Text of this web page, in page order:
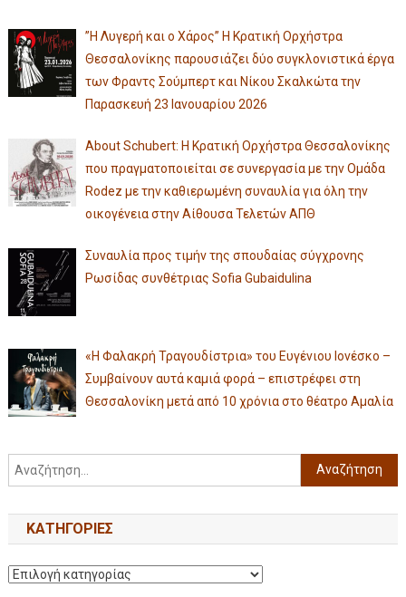
”Η Λυγερή και ο Χάρος” Η Κρατική Ορχήστρα
Θεσσαλονίκης παρουσιάζει δύο συγκλονιστικά έργα
των Φραντς Σούμπερτ και Νίκου Σκαλκώτα την
Παρασκευή 23 Ιανουαρίου 2026
About Schubert: Η Κρατική Ορχήστρα Θεσσαλονίκης
που πραγματοποιείται σε συνεργασία με την Ομάδα
Rodez με την καθιερωμένη συναυλία για όλη την
οικογένεια στην Αίθουσα Τελετών ΑΠΘ
Συναυλία προς τιμήν της σπουδαίας σύγχρονης
Ρωσίδας συνθέτριας Sofia Gubaidulina
«Η Φαλακρή Τραγουδίστρια» του Ευγένιου Ιονέσκο –
Συμβαίνουν αυτά καμιά φορά – επιστρέφει στη
Θεσσαλονίκη μετά από 10 χρόνια στο θέατρο Αμαλία
KΑΤΗΓΟΡΊΕΣ